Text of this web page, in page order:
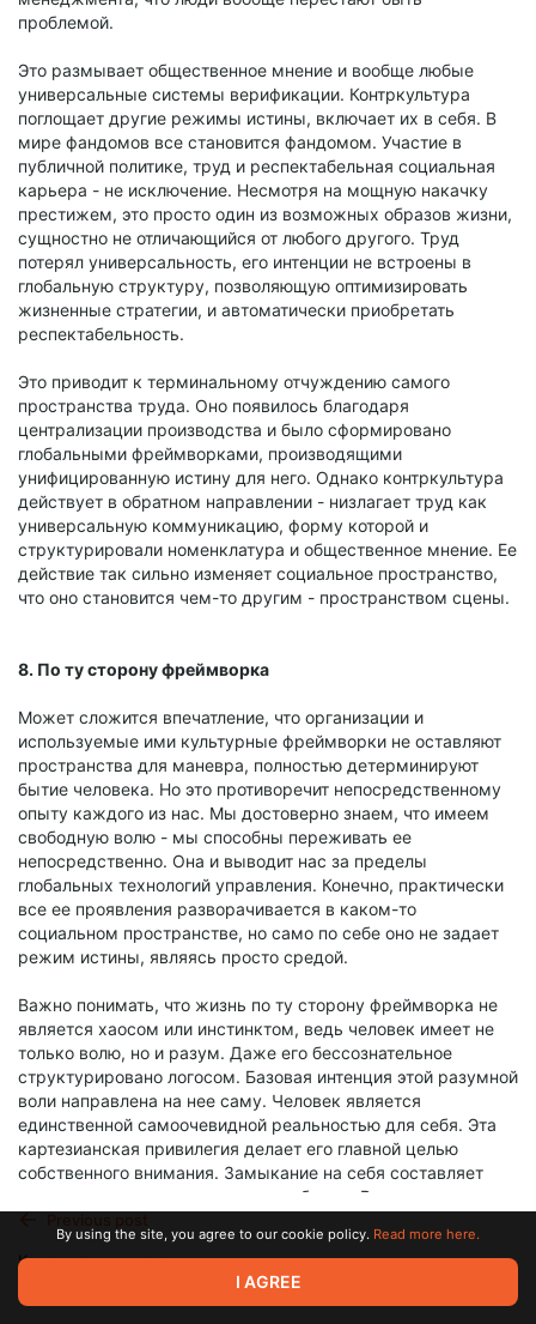
проблемой.
Это размывает общественное мнение и вообще любые
универсальные системы верификации. Контркультура
поглощает другие режимы истины, включает их в себя. В
мире фандомов все становится фандомом. Участие в
публичной политике, труд и респектабельная социальная
карьера - не исключение. Несмотря на мощную накачку
престижем, это просто один из возможных образов жизни,
сущностно не отличающийся от любого другого. Труд
потерял универсальность, его интенции не встроены в
глобальную структуру, позволяющую оптимизировать
жизненные стратегии, и автоматически приобретать
респектабельность.
Это приводит к терминальному отчуждению самого
пространства труда. Оно появилось благодаря
централизации производства и было сформировано
глобальными фреймворками, производящими
унифицированную истину для него. Однако контркультура
действует в обратном направлении - низлагает труд как
универсальную коммуникацию, форму которой и
структурировали номенклатура и общественное мнение. Ее
действие так сильно изменяет социальное пространство,
что оно становится чем-то другим - пространством сцены.
8. По ту сторону фреймворка
Может сложится впечатление, что организации и
используемые ими культурные фреймворки не оставляют
пространства для маневра, полностью детерминируют
бытие человека. Но это противоречит непосредственному
опыту каждого из нас. Мы достоверно знаем, что имеем
свободную волю - мы способны переживать ее
непосредственно. Она и выводит нас за пределы
глобальных технологий управления. Конечно, практически
все ее проявления разворачивается в каком-то
социальном пространстве, но само по себе оно не задает
режим истины, являясь просто средой.
Важно понимать, что жизнь по ту сторону фреймворка не
является хаосом или инстинктом, ведь человек имеет не
только волю, но и разум. Даже его бессознательное
структурировано логосом. Базовая интенция этой разумной
воли направлена на нее саму. Человек является
единственной самоочевидной реальностью для себя. Эта
картезианская привилегия делает его главной целью
собственного внимания. Замыкание на себя составляет
первое основание персонального бытия. Вторым является
своим присутствием. Благодаря этому, отношение к себя
не может быть пассивным наблюдением. Это всегда
активная работа над собой, изменение себя для
Компьютерная связь
Mar 13 16:00
By using the site, you agree to our cookie policy. Read more here.
I AGREE